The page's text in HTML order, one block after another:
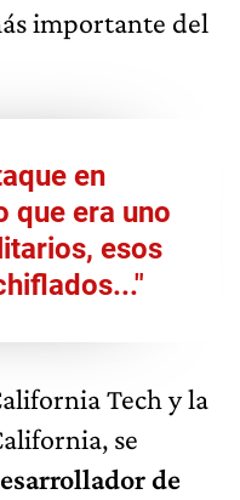
importante del
en
que era uno
esos
Tech y la
se
de